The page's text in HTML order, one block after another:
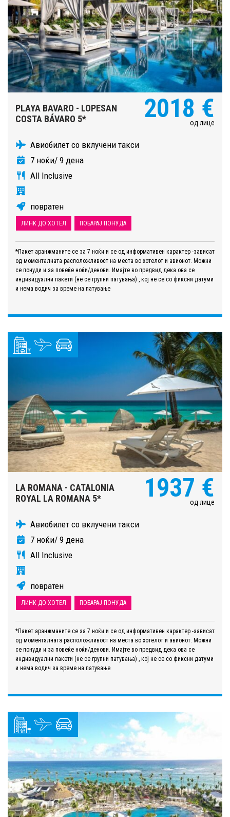
PLAYA BAVARO - LOPESAN
COSTA BÁVARO 5*
2018 €
од лице
Авиобилет со вклучени такси
7 ноќи/ 9 дена
All Inclusive
повратен
ЛИНК ДО ХОТЕЛ ПОБАРАЈ ПОНУДА
*Пакет аранжманите се за 7 ноќи и се од информативен карактер -зависат
од моменталната расположливост на места во хотелот и авионот. Можни
се понуди и за повеќе ноќи/денови. Имајте во предвид дека ова се
индивидуални пакети (не се групни патувања) , кој не се со фиксни датуми
и нема водич за време на патување
LA ROMANA - CATALONIA
ROYAL LA ROMANA 5*
1937 €
од лице
Авиобилет со вклучени такси
7 ноќи/ 9 дена
All Inclusive
повратен
ЛИНК ДО ХОТЕЛ ПОБАРАЈ ПОНУДА
*Пакет аранжманите се за 7 ноќи и се од информативен карактер -зависат
од моменталната расположливост на места во хотелот и авионот. Можни
се понуди и за повеќе ноќи/денови. Имајте во предвид дека ова се
индивидуални пакети (не се групни патувања) , кој не се со фиксни датуми
и нема водич за време на патување